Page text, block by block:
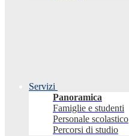
Servizi
Panoramica
Famiglie e studenti
Personale scolastico
Percorsi di studio